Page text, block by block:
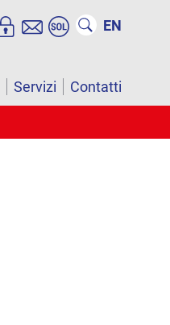
EN
Servizi Contatti